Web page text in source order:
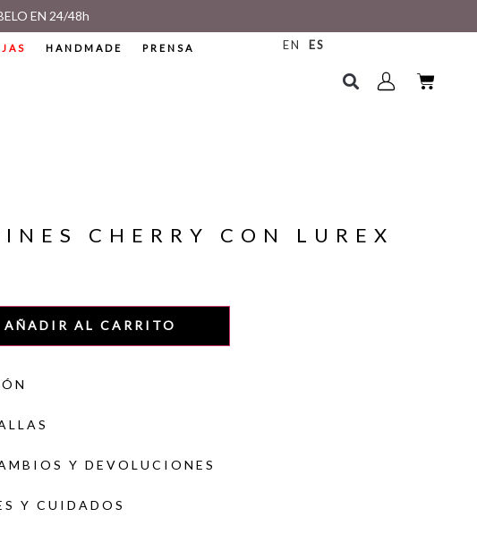
EN 24/48h
HANDMADE PRENSA EN ES
CHERRY CON LUREX
AÑADIR AL CARRITO
Y DEVOLUCIONES
Y CUIDADOS